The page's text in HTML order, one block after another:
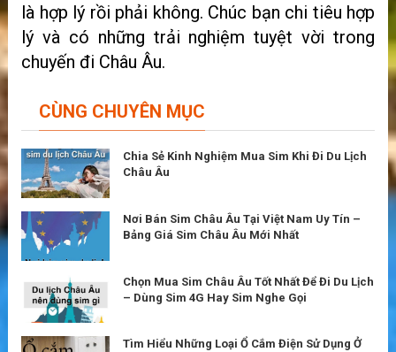
là hợp lý rồi phải không. Chúc bạn chi tiêu hợp
lý và có những trải nghiệm tuyệt vời trong
chuyến đi Châu Âu.
CÙNG CHUYÊN MỤC
Chia Sẻ Kinh Nghiệm Mua Sim Khi Đi Du Lịch
Châu Âu
Nơi Bán Sim Châu Âu Tại Việt Nam Uy Tín –
Bảng Giá Sim Châu Âu Mới Nhất
Chọn Mua Sim Châu Âu Tốt Nhất Để Đi Du Lịch
– Dùng Sim 4G Hay Sim Nghe Gọi
Tìm Hiểu Những Loại Ổ Cắm Điện Sử Dụng Ở